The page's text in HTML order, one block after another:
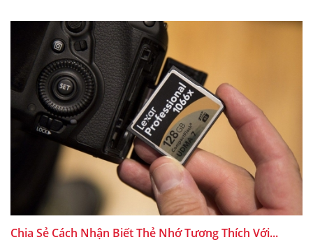
Chia Sẻ Cách Nhận Biết Thẻ Nhớ Tương Thích Với...